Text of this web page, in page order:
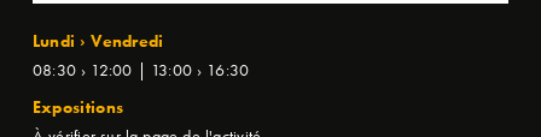
Lundi › Vendredi
08:30 › 12:00 | 13:00 › 16:30
Expositions